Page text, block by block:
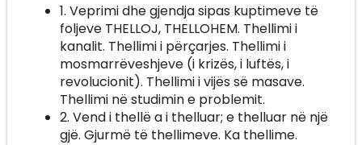
1. Veprimi dhe gjendja sipas kuptimeve të
foljeve THELLOJ, THELLOHEM. Thellimi i
kanalit. Thellimi i përçarjes. Thellimi i
mosmarrëveshjeve (i krizës, i luftës, i
revolucionit). Thellimi i vijës së masave.
Thellimi në studimin e problemit.
2. Vend i thellë a i thelluar; e thelluar në një
gjë. Gjurmë të thellimeve. Ka thellime.